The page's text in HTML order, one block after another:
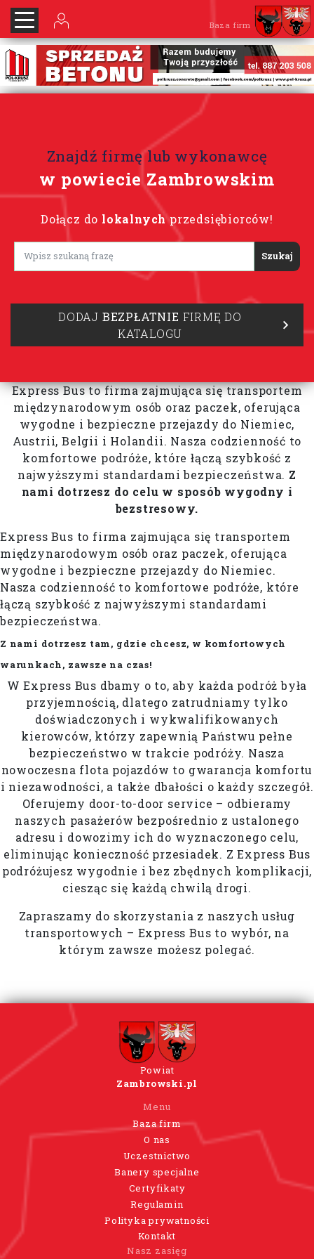
Baza firm
Znajdź firmę lub wykonawcę
w powiecie Zambrowskim
Dołącz do lokalnych przedsiębiorców!
Lorem ipsum
DODAJ BEZPŁATNIE FIRMĘ DO
KATALOGU
Express Bus to firma zajmująca się transportem
międzynarodowym osób oraz paczek, oferująca
wygodne i bezpieczne przejazdy do Niemiec,
Austrii, Belgii i Holandii. Nasza codzienność to
komfortowe podróże, które łączą szybkość z
najwyższymi standardami bezpieczeństwa. Z
nami dotrzesz do celu w sposób wygodny i
bezstresowy.
Express Bus to firma zajmująca się transportem
międzynarodowym osób oraz paczek, oferująca
wygodne i bezpieczne przejazdy do Niemiec.
Nasza codzienność to komfortowe podróże, które
łączą szybkość z najwyższymi standardami
bezpieczeństwa.
Z nami dotrzesz tam, gdzie chcesz, w komfortowych
warunkach, zawsze na czas!
W Express Bus dbamy o to, aby każda podróż była
przyjemnością, dlatego zatrudniamy tylko
doświadczonych i wykwalifikowanych
kierowców, którzy zapewnią Państwu pełne
bezpieczeństwo w trakcie podróży. Nasza
nowoczesna flota pojazdów to gwarancja komfortu
i niezawodności, a także dbałości o każdy szczegół.
Oferujemy door-to-door service – odbieramy
naszych pasażerów bezpośrednio z ustalonego
adresu i dowozimy ich do wyznaczonego celu,
eliminując konieczność przesiadek. Z Express Bus
podróżujesz wygodnie i bez zbędnych komplikacji,
ciesząc się każdą chwilą drogi.
Zapraszamy do skorzystania z naszych usług
transportowych – Express Bus to wybór, na
którym zawsze możesz polegać.
Powiat
Zambrowski.pl
Menu
Baza firm
O nas
Uczestnictwo
Banery specjalne
Certyfikaty
Regulamin
Polityka prywatności
Kontakt
Nasz zasięg